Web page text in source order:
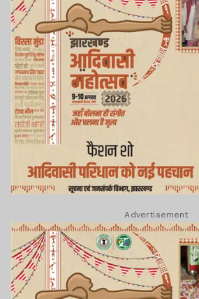
Advertisement